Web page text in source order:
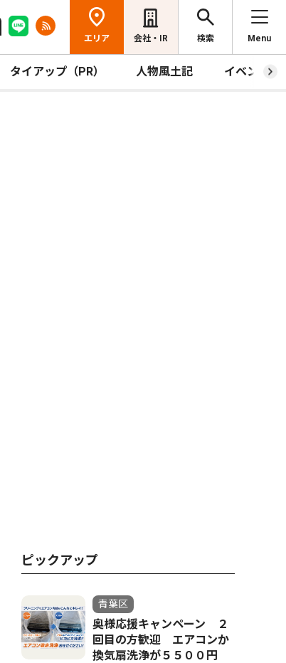
エリア 会社・IR 検索 Menu
タイアップ（PR） 人物風土記 イベント
ピックアップ
青葉区
奥様応援キャンペーン ２
回目の方歓迎 エアコンか
換気扇洗浄が５５００円